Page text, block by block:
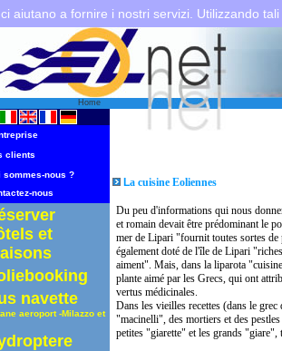
aiutano a fornire i nostri servizi. Utilizzando
Home
clients
sommes-nous ?
nous
et
navette
aeroport -Milazzo et
La cuisine Eoliennes
Du peu d'informations qui nous
et romain devait être prédominant le
mer de Lipari "fournit toutes sortes
également doté de l'île de Lipari
aiment". Mais, dans la liparota
plante aimé par les Grecs, qui ont
vertus médicinales.
Dans les vieilles recettes (dans le
"macinelli", des mortiers et des
petites "giarette" et les grands "giare",